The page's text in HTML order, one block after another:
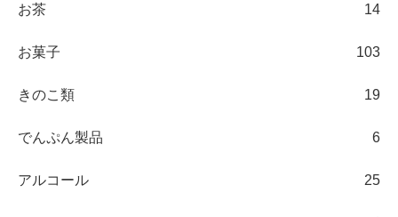
お茶 14
お菓子 103
きのこ類 19
でんぷん製品 6
アルコール 25